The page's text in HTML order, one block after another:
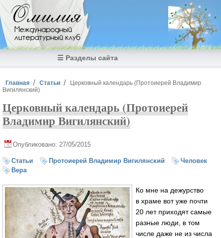
Перейти к основному содержанию
Омилия
Международный
литературный клуб
☰ Разделы сайта
Вы здесь
Главная Статьи
Церковный календарь (Протоиерей Владимир
Вигилянский)
Церковный календарь (Протоиерей
Владимир Вигилянский)
Опубликовано: 27/05/2015
Статьи Протоиерей Владимир Вигилянский
Человек
Вера
Ко мне на дежурство
в храме вот уже почти
20 лет приходят самые
разные люди, в том
числе даже не из числа